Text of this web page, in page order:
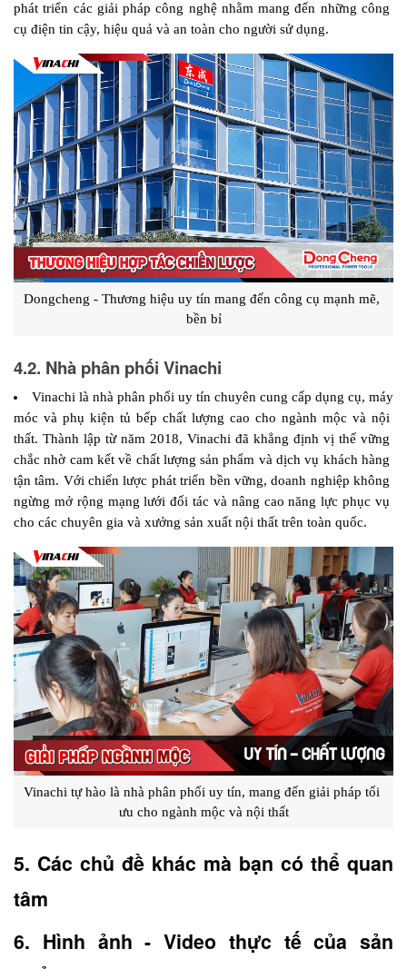
phát triển các giải pháp công nghệ nhằm mang đến những công
cụ điện tin cậy, hiệu quả và an toàn cho người sử dụng.
Dongcheng - Thương hiệu uy tín mang đến công cụ mạnh mẽ,
bền bỉ
4.2. Nhà phân phối Vinachi
Vinachi là nhà phân phối uy tín chuyên cung cấp dụng cụ, máy
móc và phụ kiện tủ bếp chất lượng cao cho ngành mộc và nội
thất. Thành lập từ năm 2018, Vinachi đã khẳng định vị thế vững
chắc nhờ cam kết về chất lượng sản phẩm và dịch vụ khách hàng
tận tâm. Với chiến lược phát triển bền vững, doanh nghiệp không
ngừng mở rộng mạng lưới đối tác và nâng cao năng lực phục vụ
cho các chuyên gia và xưởng sản xuất nội thất trên toàn quốc.
Vinachi tự hào là nhà phân phối uy tín, mang đến giải pháp tối
ưu cho ngành mộc và nội thất
5. Các chủ đề khác mà bạn có thể quan
tâm
6. Hình ảnh - Video thực tế của sản